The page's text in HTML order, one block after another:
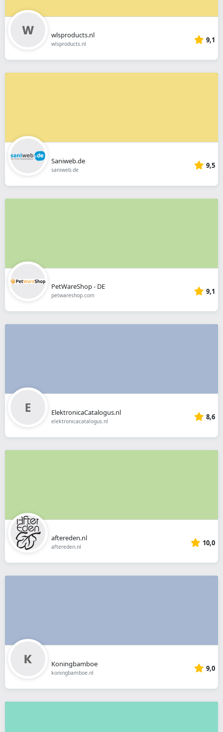
wlsproducts.nl
wlsproducts.nl 9,1
Saniweb.de
saniweb.de 9,5
PetWareShop - DE
petwareshop.com 9,1
ElektronicaCatalogus.nl
elektronicacatalogus.nl 8,6
aftereden.nl
aftereden.nl 10,0
Koningbamboe
koningbamboe.nl 9,0